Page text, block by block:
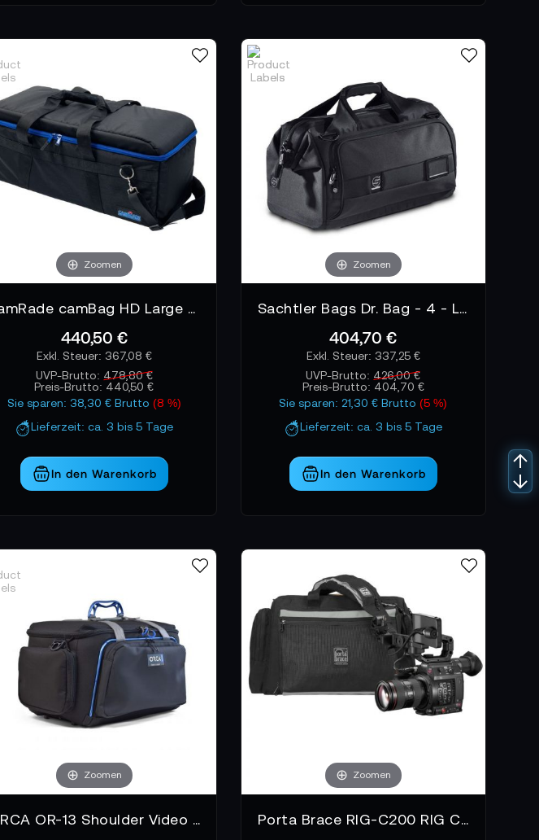
Zoomen
camRade camBag HD Large Black Kameratasche
440,50 €
367,08 €
UVP-Brutto: 478,80 €
Preis-Brutto: 440,50 €
Sie sparen: 38,30 € Brutto (8 %)
Lieferzeit: ca. 3 bis 5 Tage
In den Warenkorb
Zoomen
Sachtler Bags Dr. Bag - 4 - Large Kameratasche
404,70 €
337,25 €
UVP-Brutto: 426,00 €
Preis-Brutto: 404,70 €
Sie sparen: 21,30 € Brutto(5 %)
Lieferzeit: ca. 3 bis 5 Tage
In den Warenkorb
Zoomen
ORCA OR-13 Shoulder Video Camera Bag
Zoomen
Porta Brace RIG-C200 RIG Carrying Case